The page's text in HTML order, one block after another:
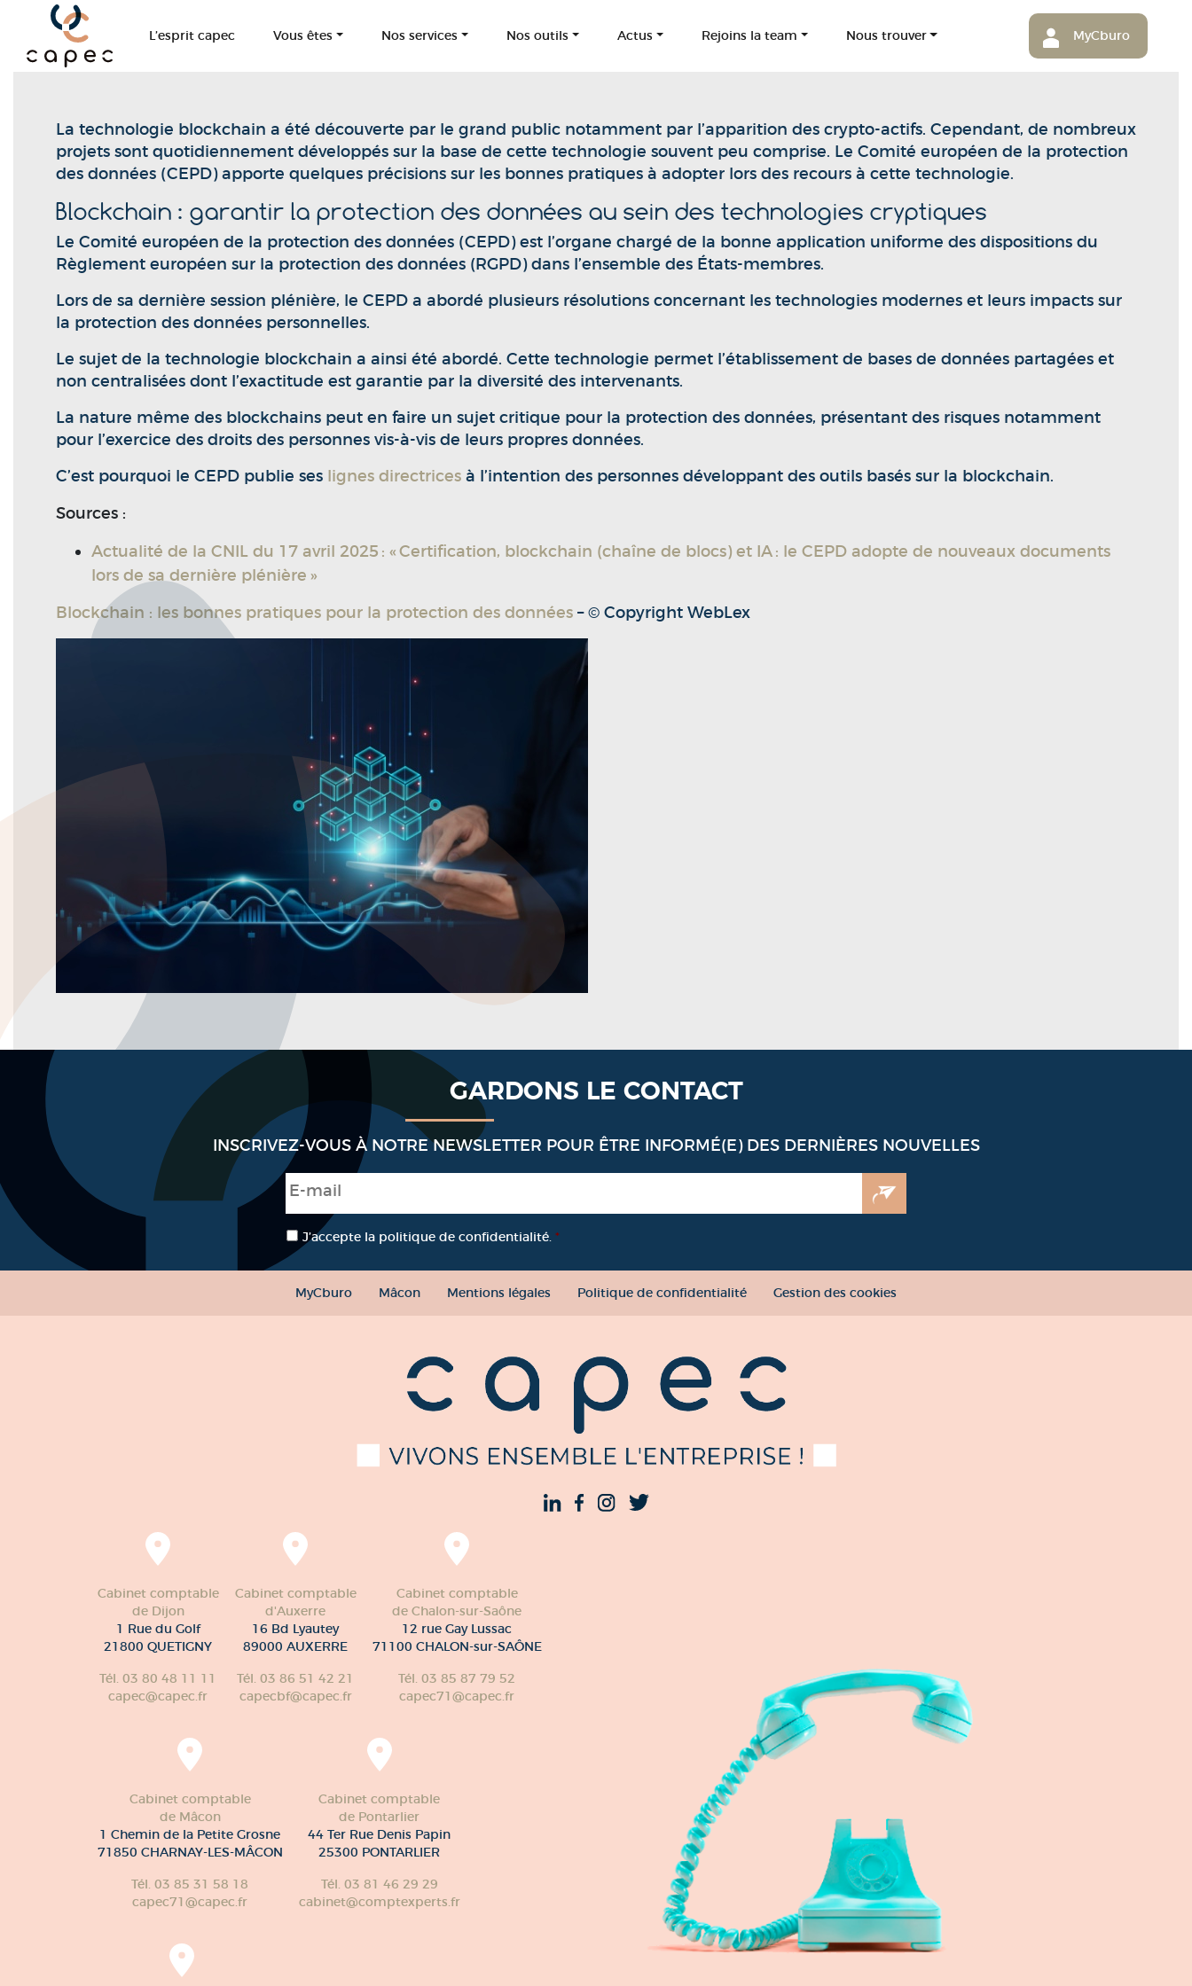
Panneau de gestion des cookies
L’esprit capec Vous êtes Nos services Nos outils Actus Rejoins la team Nous trouver MyCburo
La technologie blockchain a été découverte par le grand public notamment par l’apparition des crypto-actifs. Cependant, de nombreux
projets sont quotidiennement développés sur la base de cette technologie souvent peu comprise. Le Comité européen de la protection
des données (CEPD) apporte quelques précisions sur les bonnes pratiques à adopter lors des recours à cette technologie.
Blockchain : garantir la protection des données au sein des technologies cryptiques
Le Comité européen de la protection des données (CEPD) est l’organe chargé de la bonne application uniforme des dispositions du
Règlement européen sur la protection des données (RGPD) dans l’ensemble des États-membres.
Lors de sa dernière session plénière, le CEPD a abordé plusieurs résolutions concernant les technologies modernes et leurs impacts sur
la protection des données personnelles.
Le sujet de la technologie blockchain a ainsi été abordé. Cette technologie permet l’établissement de bases de données partagées et
non centralisées dont l’exactitude est garantie par la diversité des intervenants.
La nature même des blockchains peut en faire un sujet critique pour la protection des données, présentant des risques notamment
pour l’exercice des droits des personnes vis-à-vis de leurs propres données.
C’est pourquoi le CEPD publie ses lignes directrices à l’intention des personnes développant des outils basés sur la blockchain.
Sources :
Actualité de la CNIL du 17 avril 2025 : « Certification, blockchain (chaîne de blocs) et IA : le CEPD adopte de nouveaux documents
lors de sa dernière plénière »
Blockchain : les bonnes pratiques pour la protection des données – © Copyright WebLex
GARDONS LE CONTACT
INSCRIVEZ-VOUS À NOTRE NEWSLETTER POUR ÊTRE INFORMÉ(E) DES DERNIÈRES NOUVELLES
E-mail
RGPD *
J’accepte la politique de confidentialité. *
MyCburo Mâcon Mentions légales Politique de confidentialité Gestion des cookies
Cabinet comptable
de Dijon
1 Rue du Golf
21800 QUETIGNY
Tél. 03 80 48 11 11
capec@capec.fr
Cabinet comptable
d'Auxerre
16 Bd Lyautey
89000 AUXERRE
Tél. 03 86 51 42 21
capecbf@capec.fr
Cabinet comptable
de Chalon-sur-Saône
12 rue Gay Lussac
71100 CHALON-sur-SAÔNE
Tél. 03 85 87 79 52
capec71@capec.fr
Cabinet comptable
de Mâcon
1 Chemin de la Petite Grosne
71850 CHARNAY-LES-MÂCON
Tél. 03 85 31 58 18
capec71@capec.fr
Cabinet comptable
de Pontarlier
44 Ter Rue Denis Papin
25300 PONTARLIER
Tél. 03 81 46 29 29
cabinet@comptexperts.fr